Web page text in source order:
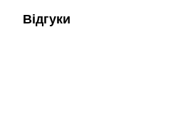
Відгуки